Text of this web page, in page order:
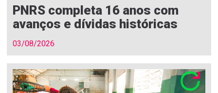
PNRS completa 16 anos com
avanços e dívidas históricas
03/08/2026